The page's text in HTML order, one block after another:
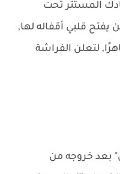
المستتر تحت
قلبي أقفاله لها,
لتعلن الفراشة
بعد خروجه من